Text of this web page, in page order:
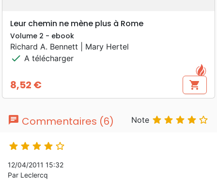
Leur chemin ne mène plus à Rome
Volume 2 - ebook
Richard A. Bennett | Mary Hertel
check A télécharger
Prix
8,52 € shopping_cart
chat Commentaires (6) Note     
    
12/04/2011 15:32
Par Leclercq